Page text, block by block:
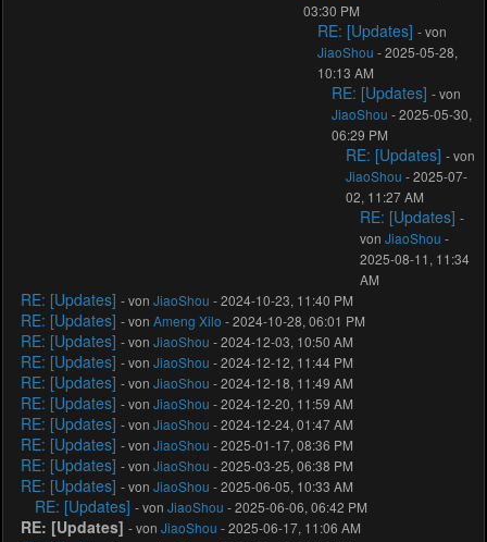
03:30 PM
RE: [Updates] - von
JiaoShou - 2025-05-28,
10:13 AM
RE: [Updates] - von
JiaoShou - 2025-05-30,
06:29 PM
RE: [Updates] - von
JiaoShou - 2025-07-
02, 11:27 AM
RE: [Updates] -
vonJiaoShou -
2025-08-11, 11:34
AM
RE: [Updates] - vonJiaoShou - 2024-10-23, 11:40 PM
RE: [Updates] - vonAmeng Xilo - 2024-10-28, 06:01 PM
RE: [Updates] - vonJiaoShou - 2024-12-03, 10:50 AM
RE: [Updates] - vonJiaoShou - 2024-12-12, 11:44 PM
RE: [Updates] - vonJiaoShou - 2024-12-18, 11:49 AM
RE: [Updates] - vonJiaoShou - 2024-12-20, 11:59 AM
RE: [Updates] - vonJiaoShou - 2024-12-24, 01:47 AM
RE: [Updates] - vonJiaoShou - 2025-01-17, 08:36 PM
RE: [Updates] - vonJiaoShou - 2025-03-25, 06:38 PM
RE: [Updates] - vonJiaoShou - 2025-06-05, 10:33 AM
RE: [Updates] - vonJiaoShou - 2025-06-06, 06:42 PM
RE: [Updates] - vonJiaoShou - 2025-06-17, 11:06 AM